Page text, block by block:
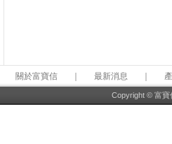
關於富寶信 最新消息
Copyright © 富寶